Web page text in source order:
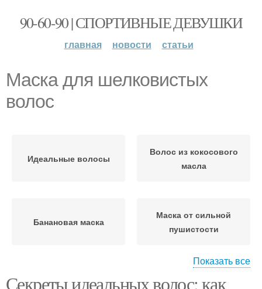
90-60-90 | СПОРТИВНЫЕ ДЕВУШКИ
главная новости статьи
Маска для шелковистых
волос
Идеальные волосы
Волос из кокосового
масла
Банановая маска
Маска от сильной
пушистости
Желатиновая маска Маска для гладкости
Показать все
Секреты идеальных волос: как